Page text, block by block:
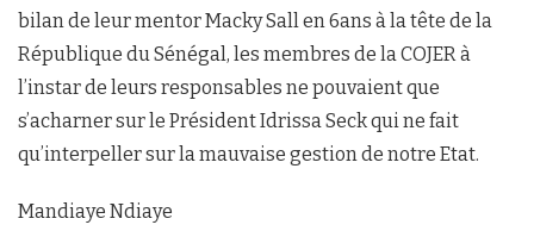
bilan de leur mentor Macky Sall en 6ans à la tête de la
République du Sénégal, les membres de la COJER à
l’instar de leurs responsables ne pouvaient que
s’acharner sur le Président Idrissa Seck qui ne fait
qu’interpeller sur la mauvaise gestion de notre Etat.
Mandiaye Ndiaye